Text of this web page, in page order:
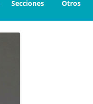
Secciones Otros